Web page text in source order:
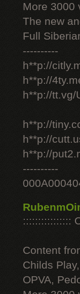
More 3000
The new
Full
----------
h**p://
h**p://
h**p://tt.vg/
h**p://
h**p://
h**p://
----------
::::::::::::::::
Content
Childs
OPVA,